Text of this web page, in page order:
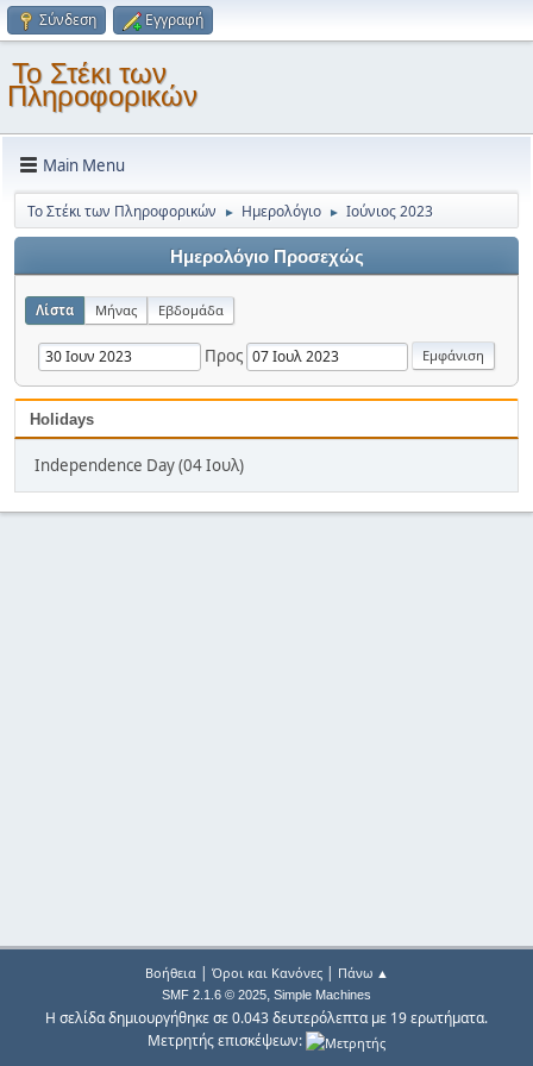
Σύνδεση Εγγραφή
Το Στέκι των
Πληροφορικών
Main Menu
Το Στέκι των Πληροφορικών ► Ημερολόγιο ► Ιούνιος 2023
Ημερολόγιο Προσεχώς
Λίστα Μήνας Εβδομάδα
Προς
Holidays
Independence Day (04 Ιουλ)
Βοήθεια| Όροι και Κανόνες| Πάνω ▲
SMF 2.1.6 © 2025, Simple Machines
Η σελίδα δημιουργήθηκε σε 0.043 δευτερόλεπτα με 19 ερωτήματα.
Μετρητής επισκέψεων: